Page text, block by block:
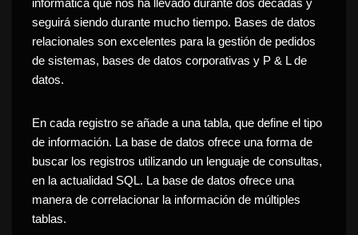
informática que nos ha llevado durante dos décadas y
seguirá siendo durante mucho tiempo. Bases de datos
relacionales son excelentes para la gestión de pedidos
de sistemas, bases de datos corporativas y P & L de
datos.
En cada registro se añade a una tabla, que define el tipo
de información. La base de datos ofrece una forma de
buscar los registros utilizando un lenguaje de consultas,
en la actualidad SQL. La base de datos ofrece una
manera de correlacionar la información de múltiples
tablas.